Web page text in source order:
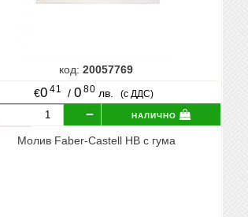
код: 20057769
€0 41 / 0 80 лв. (с ДДС)
налично
Молив Faber-Castell HB с гума